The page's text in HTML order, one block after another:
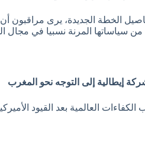
الخطة الجديدة، يرى
من سياساتها المرنة نسبيا في مجال
إيطالية إلى التوجه نحو المغرب
الكفاءات العالمية بعد القيود